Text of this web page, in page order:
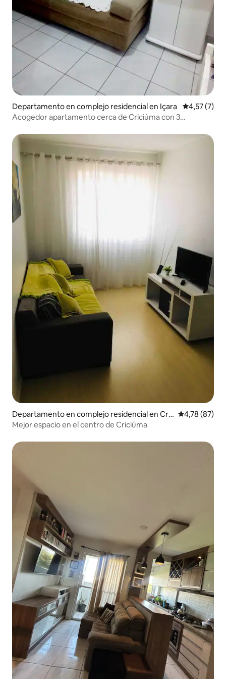
Departamento en complejo residencial en Içara Calificación
4,57 (7)
Acogedor apartamento cerca de Criciúma con 3
Departamento en complejo residencial en Cric
iúma
Calificación
4,78 (87)
Mejor espacio en el centro de Criciúma